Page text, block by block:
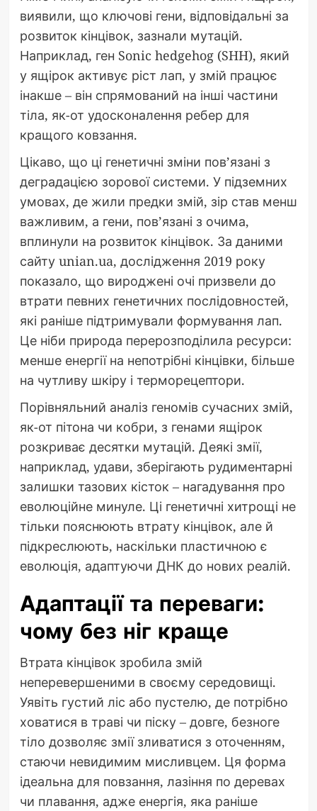
виявили, що ключові гени, відповідальні за
розвиток кінцівок, зазнали мутацій.
Наприклад, ген Sonic hedgehog (SHH), який
у ящірок активує ріст лап, у змій працює
інакше – він спрямований на інші частини
тіла, як-от удосконалення ребер для
кращого ковзання.
Цікаво, що ці генетичні зміни пов’язані з
деградацією зорової системи. У підземних
умовах, де жили предки змій, зір став менш
важливим, а гени, пов’язані з очима,
вплинули на розвиток кінцівок. За даними
сайту unian.ua, дослідження 2019 року
показало, що вироджені очі призвели до
втрати певних генетичних послідовностей,
які раніше підтримували формування лап.
Це ніби природа перерозподілила ресурси:
менше енергії на непотрібні кінцівки, більше
на чутливу шкіру і терморецептори.
Порівняльний аналіз геномів сучасних змій,
як-от пітона чи кобри, з генами ящірок
розкриває десятки мутацій. Деякі змії,
наприклад, удави, зберігають рудиментарні
залишки тазових кісток – нагадування про
еволюційне минуле. Ці генетичні хитрощі не
тільки пояснюють втрату кінцівок, але й
підкреслюють, наскільки пластичною є
еволюція, адаптуючи ДНК до нових реалій.
Адаптації та переваги:
чому без ніг краще
Втрата кінцівок зробила змій
неперевершеними в своєму середовищі.
Уявіть густий ліс або пустелю, де потрібно
ховатися в траві чи піску – довге, безноге
тіло дозволяє змії зливатися з оточенням,
стаючи невидимим мисливцем. Ця форма
ідеальна для повзання, лазіння по деревах
чи плавання, адже енергія, яка раніше